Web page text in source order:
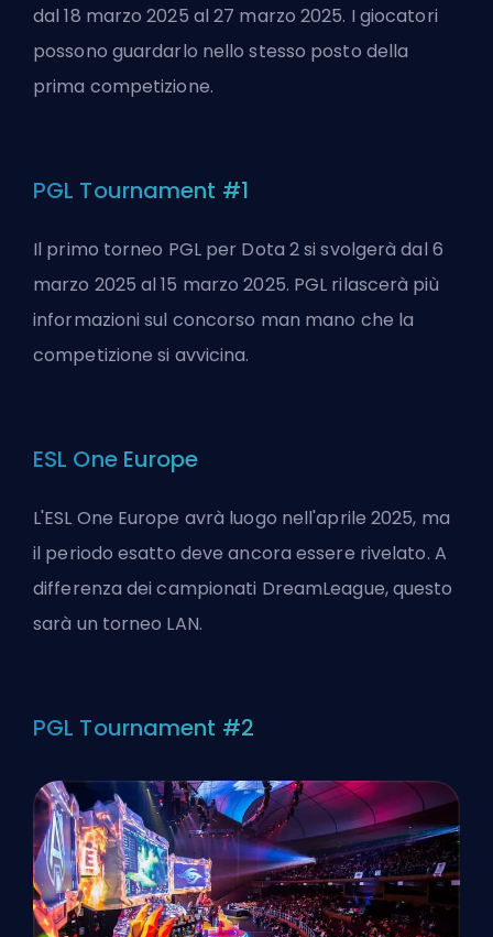
dal 18 marzo 2025 al 27 marzo 2025. I giocatori
possono guardarlo nello stesso posto della
prima competizione.
PGL Tournament #1
Il primo torneo PGL per Dota 2 si svolgerà dal 6
marzo 2025 al 15 marzo 2025. PGL rilascerà più
informazioni sul concorso man mano che la
competizione si avvicina.
ESL One Europe
L'ESL One Europe avrà luogo nell'aprile 2025, ma
il periodo esatto deve ancora essere rivelato. A
differenza dei campionati DreamLeague, questo
sarà un torneo LAN.
PGL Tournament #2